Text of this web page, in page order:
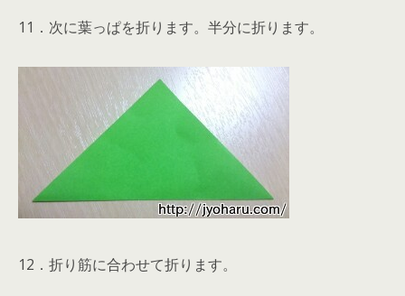
11．次に葉っぱを折ります。半分に折ります。
12．折り筋に合わせて折ります。